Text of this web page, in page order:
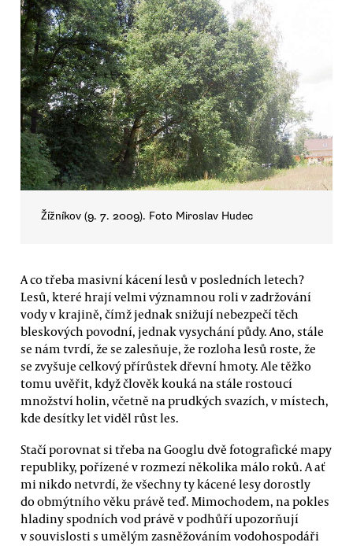
Žížníkov (9. 7. 2009). Foto Miroslav Hudec
A co třeba masivní kácení lesů v posledních letech?
Lesů, které hrají velmi významnou roli v zadržování
vody v krajině, čímž jednak snižují nebezpečí těch
bleskových povodní, jednak vysychání půdy. Ano, stále
se nám tvrdí, že se zalesňuje, že rozloha lesů roste, že
se zvyšuje celkový přírůstek dřevní hmoty. Ale těžko
tomu uvěřit, když člověk kouká na stále rostoucí
množství holin, včetně na prudkých svazích, v místech,
kde desítky let viděl růst les.
Stačí porovnat si třeba na Googlu dvě fotografické mapy
republiky, pořízené v rozmezí několika málo roků. A ať
mi nikdo netvrdí, že všechny ty kácené lesy dorostly
do obmýtního věku právě teď. Mimochodem, na pokles
hladiny spodních vod právě v podhůří upozorňují
v souvislosti s umělým zasněžováním vodohospodáři